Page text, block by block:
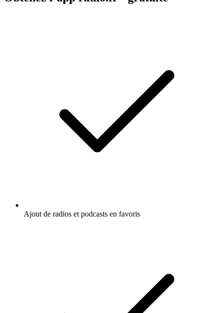
Ajout de radios et podcasts en favoris